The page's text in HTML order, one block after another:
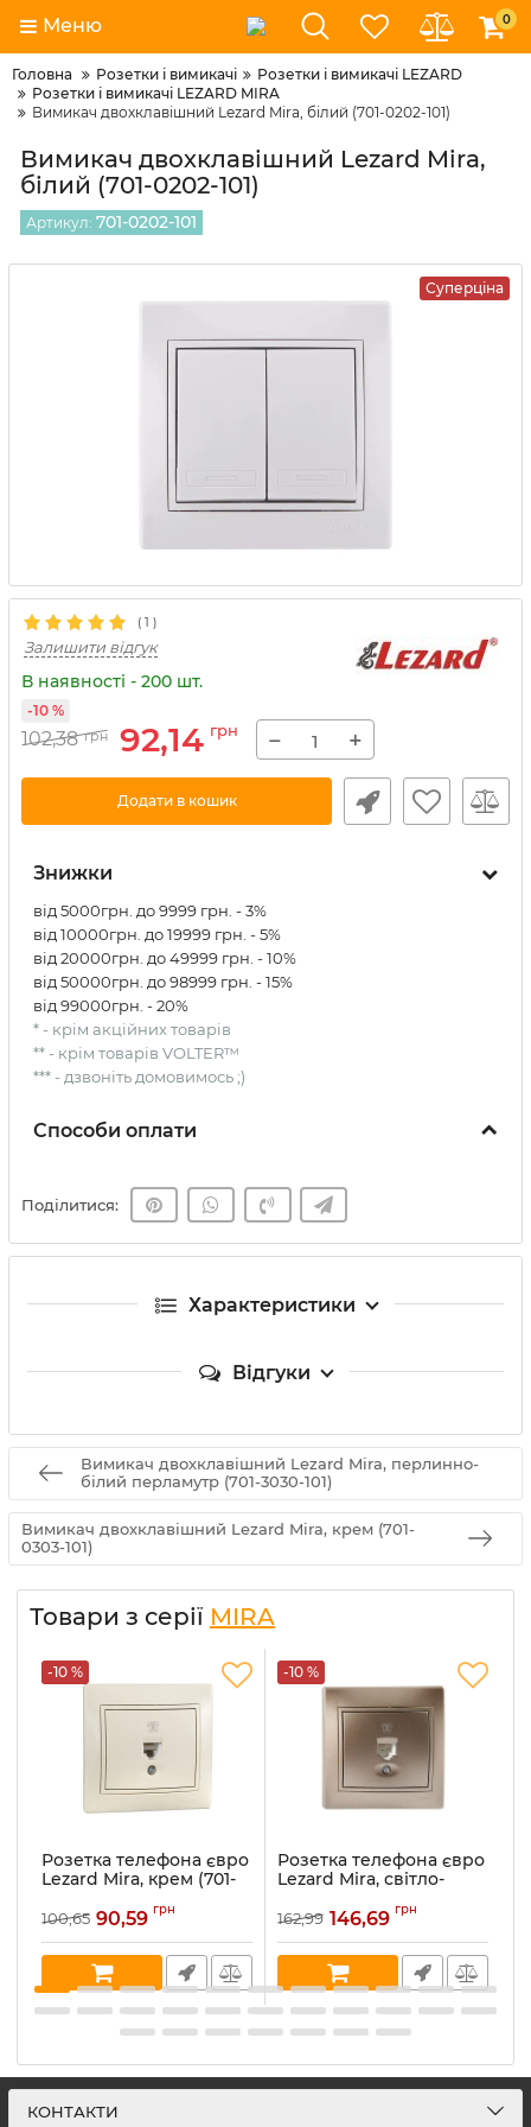
Меню 0
Головна Розетки і вимикачі
Розетки і вимикачі LEZARD
Розетки і вимикачі LEZARD MIRA
Вимикач двохклавішний Lezard Mira, білий (701-0202-101)
Вимикач двохклавішний Lezard Mira,
білий (701-0202-101)
Артикул: 701-0202-101
Суперціна
( 1 )
Залишити відгук
В наявності - 200 шт.
102,38 грн 92,14 грн
-10 %
− +
Додати в кошик
Знижки
від 5000грн. до 9999 грн. - 3%
від 10000грн. до 19999 грн. - 5%
від 20000грн. до 49999 грн. - 10%
від 50000грн. до 98999 грн. - 15%
від 99000грн. - 20%
* - крім акційних товарів
** - крім товарів VOLTER™
*** - дзвоніть домовимось ;)
Способи оплати
Поділитися:
Характеристики
Відгуки
Вимикач двохклавішний Lezard Mira, перлинно-
білий перламутр (701-3030-101)
Вимикач двохклавішний Lezard Mira, крем (701-
0303-101)
Товари з серії MIRA
-10 %
Розетка телефона євро
Lezard Mira, крем (701-
Артикул:701-0303-137
В наявності:5
100,65 90,59 грн
-10 %
Розетка телефона євро
Lezard Mira, світло-
перламутр (701-3131-137)
Артикул:701-3131-137
В наявності:
162,99 146,69 грн
КОНТАКТИ